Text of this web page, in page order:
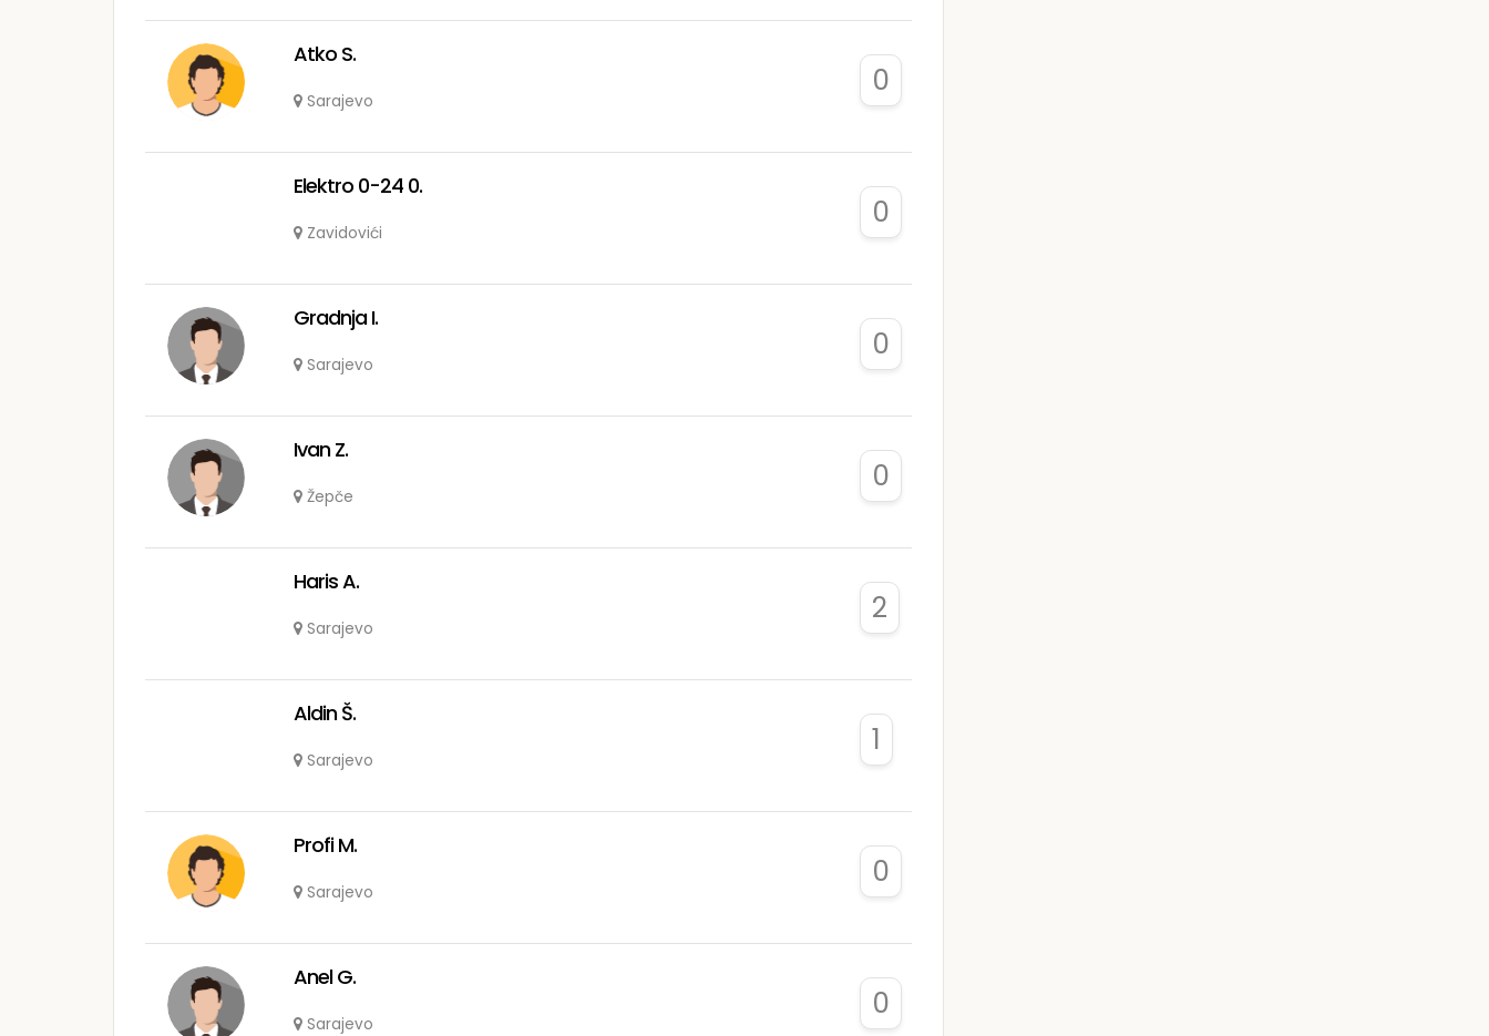
Atko S.
Sarajevo
0
Elektro 0-24 0.
Zavidovići
0
Gradnja I.
Sarajevo
0
Ivan Z.
Žepče
0
Haris A.
Sarajevo
2
Aldin Š.
Sarajevo
1
Profi M.
Sarajevo
0
Anel G.
Sarajevo
0